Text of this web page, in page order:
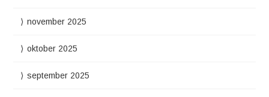
november 2025
oktober 2025
september 2025